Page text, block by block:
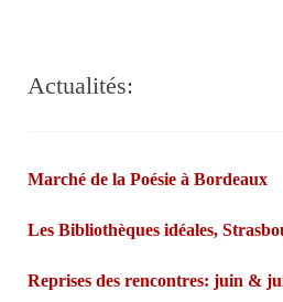
Actualités:
Marché de la Poésie à Bordeaux
Les Bibliothèques idéales,
Reprises des rencontres: juin &